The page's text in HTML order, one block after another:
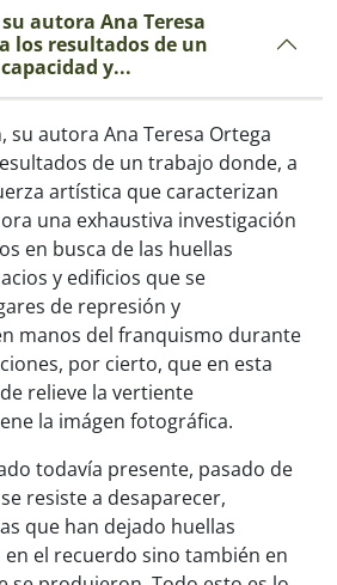
autora Ana Teresa
los resultados de un
y...
su autora Ana Teresa Ortega
de un trabajo donde, a
artística que caracterizan
una exhaustiva investigación
en busca de las huellas
y edificios que se
de represión y
manos del franquismo durante
por cierto, que en esta
relieve la vertiente
la imágen fotográfica.
todavía presente, pasado de
resiste a desaparecer,
que han dejado huellas
el recuerdo sino también en